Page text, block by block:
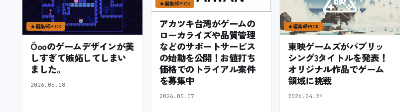
★編集部PICK
Öooのゲームデザインが美
しすぎて嫉妬してしまい
ました。
2026.05.08
★編集部PICK
アカツキ台湾がゲームの
ローカライズや品質管理
などのサポートサービス
の始動を公開！お値打ち
価格でのトライアル案件
を募集中
2026.05.07
★編集部PICK
東映ゲームズがパブリッ
シング3タイトルを発表！
オリジナル作品でゲーム
領域に挑戦
2026.04.24